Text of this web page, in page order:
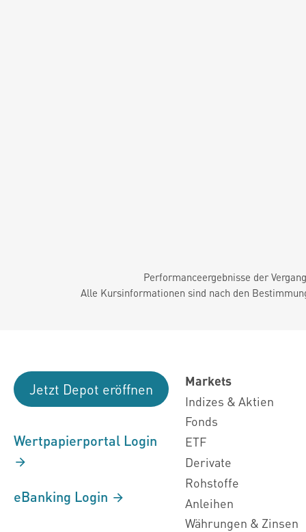
Performanceergebnisse der
Alle Kursinformationen sind nach den
Jetzt Depot eröffnen
Wertpapierportal Login
eBanking Login
Markets
Indizes & Aktien
Fonds
ETF
Derivate
Rohstoffe
Anleihen
Währungen & Zinsen